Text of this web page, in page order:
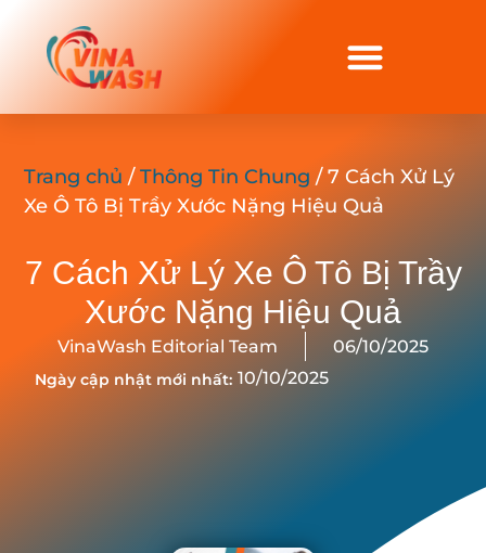
Trang chủ /Thông Tin Chung / 7 Cách Xử Lý
Xe Ô Tô Bị Trầy Xước Nặng Hiệu Quả
7 Cách Xử Lý Xe Ô Tô Bị Trầy
Xước Nặng Hiệu Quả
VinaWash Editorial Team 06/10/2025
Ngày cập nhật mới nhất: 10/10/2025